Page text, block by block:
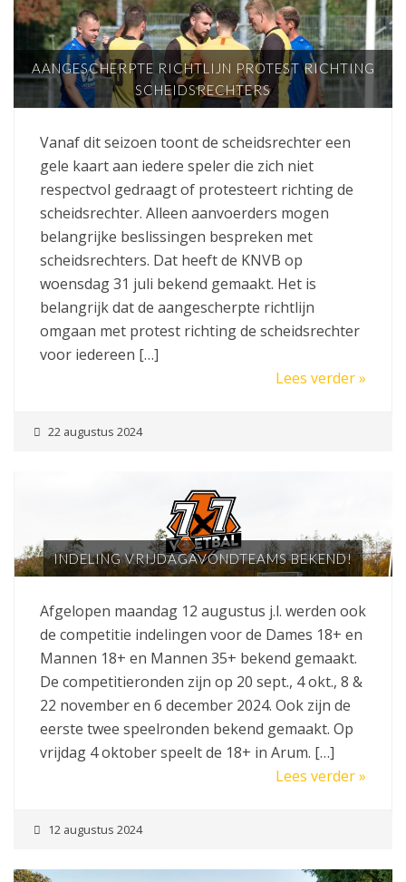
AANGESCHERPTE RICHTLIJN PROTEST RICHTING
SCHEIDSRECHTERS
Vanaf dit seizoen toont de scheidsrechter een
gele kaart aan iedere speler die zich niet
respectvol gedraagt of protesteert richting de
scheidsrechter. Alleen aanvoerders mogen
belangrijke beslissingen bespreken met
scheidsrechters. Dat heeft de KNVB op
woensdag 31 juli bekend gemaakt. Het is
belangrijk dat de aangescherpte richtlijn
omgaan met protest richting de scheidsrechter
voor iedereen […]
Lees verder »
22 augustus 2024
INDELING VRIJDAGAVONDTEAMS BEKEND!
Afgelopen maandag 12 augustus j.l. werden ook
de competitie indelingen voor de Dames 18+ en
Mannen 18+ en Mannen 35+ bekend gemaakt.
De competitieronden zijn op 20 sept., 4 okt., 8 &
22 november en 6 december 2024. Ook zijn de
eerste twee speelronden bekend gemaakt. Op
vrijdag 4 oktober speelt de 18+ in Arum. […]
Lees verder »
12 augustus 2024